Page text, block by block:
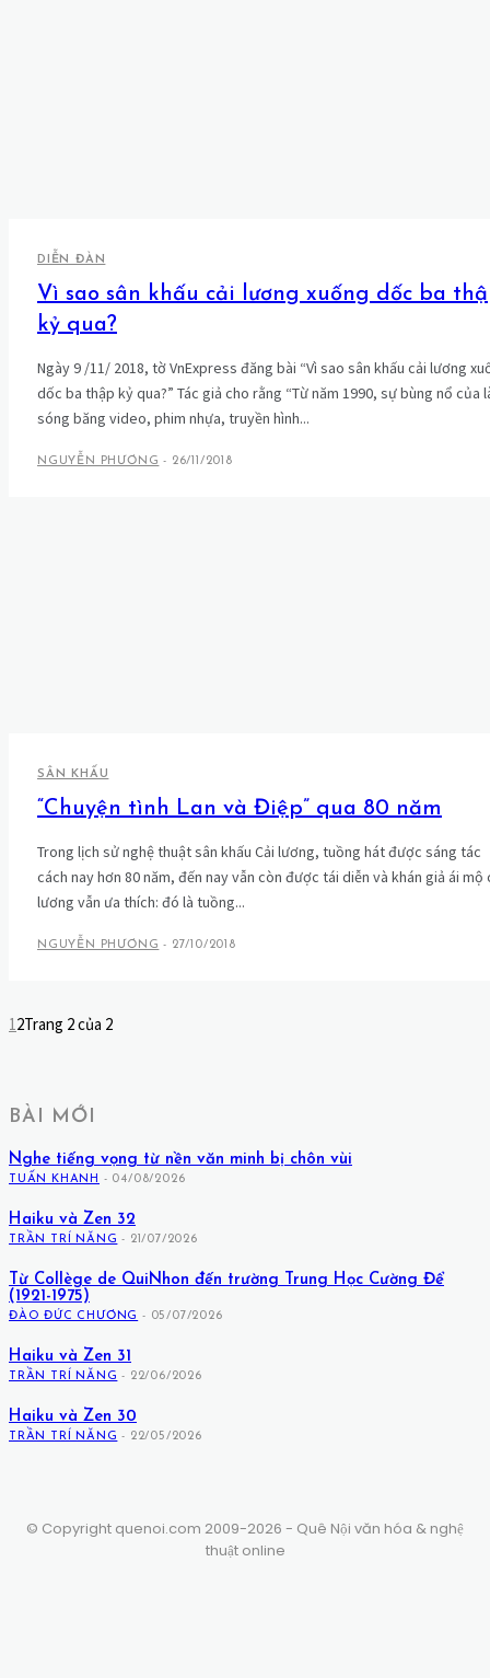
DIỄN ĐÀN
Vì sao sân khấu cải lương xuống dốc ba
kỷ qua?
Ngày 9 /11/ 2018, tờ VnExpress đăng bài “Vì sao sân khấu cải lương
dốc ba thập kỷ qua?” Tác giả cho rằng “Từ năm 1990, sự bùng nổ của
sóng băng video, phim nhựa, truyền hình...
NGUYỄN PHƯƠNG - 26/11/2018
SÂN KHẤU
“Chuyện tình Lan và Điệp” qua 80 năm
Trong lịch sử nghệ thuật sân khấu Cải lương, tuồng hát được sáng tác
cách nay hơn 80 năm, đến nay vẫn còn được tái diễn và khán giả ái mộ
lương vẫn ưa thích: đó là tuồng...
NGUYỄN PHƯƠNG - 27/10/2018
1 2Trang 2 của 2
BÀI MỚI
Nghe tiếng vọng từ nền văn minh bị chôn vùi
TUẤN KHANH - 04/08/2026
Haiku và Zen 32
TRẦN TRÍ NĂNG - 21/07/2026
Từ Collège de QuiNhon đến trường Trung Học Cường Để
(1921-1975)
ĐÀO ĐỨC CHƯƠNG - 05/07/2026
Haiku và Zen 31
TRẦN TRÍ NĂNG - 22/06/2026
Haiku và Zen 30
TRẦN TRÍ NĂNG - 22/05/2026
© Copyright quenoi.com 2009-2026 - Quê Nội văn hóa & nghệ
thuật online